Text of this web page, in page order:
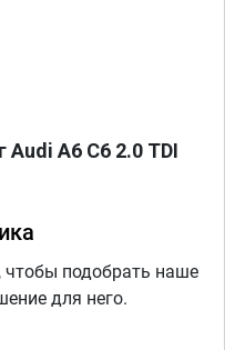
A6 C6 2.0 TDI
подобрать наше
для него.